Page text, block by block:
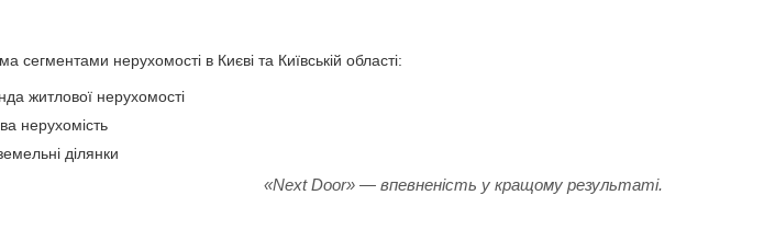
сегментами нерухомості в Києві та Київській області:
житлової нерухомості
нерухомість
ділянки
«Next Door» — впевненість у кращому результаті.